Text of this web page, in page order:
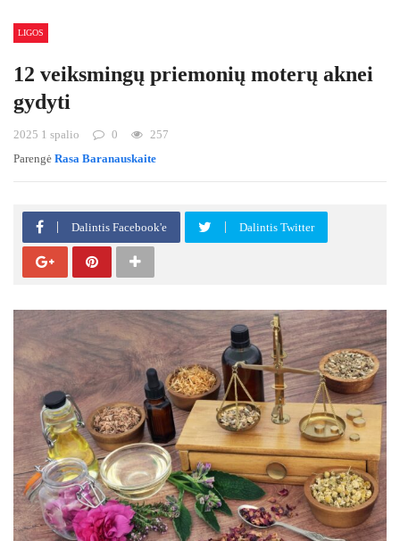
LIGOS
12 veiksmingų priemonių moterų aknei
gydyti
2025 1 spalio 0
257
Parengė Rasa Baranauskaite
Dalintis Facebook'e Dalintis Twitter